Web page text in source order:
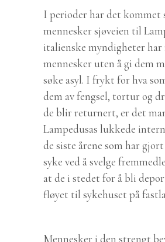
I perioder har det kommet
mennesker sjøveien til
italienske myndigheter
mennesker uten å gi dem
søke asyl. I frykt for hva
dem av fengsel, tortur og
de blir returnert, er det
Lampedusas lukkede
de siste årene som har gjort
syke ved å svelge
at de i stedet for å bli
fløyet til sykehuset på
Mennesker i den strengt